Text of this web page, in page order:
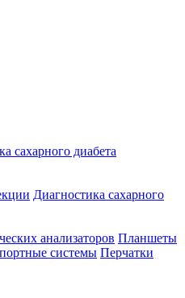
сахарного диабета
Диагностика сахарного
анализаторов Планшеты
системы Перчатки